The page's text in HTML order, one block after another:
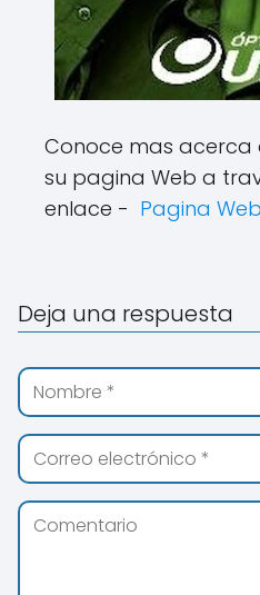
Conoce mas acerca
su pagina Web a
enlace - Pagina
Deja una respuesta